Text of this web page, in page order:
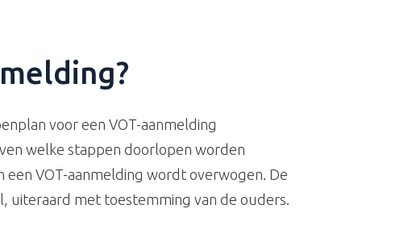
voor een VOT-aanmelding
welke stappen doorlopen worden
een VOT-aanmelding wordt overwogen. De
uiteraard met toestemming van de ouders.